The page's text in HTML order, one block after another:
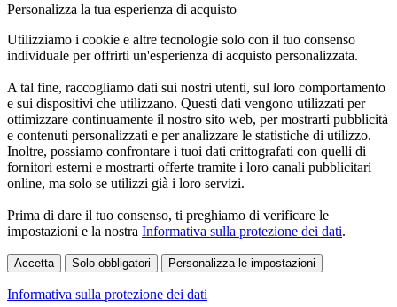
Personalizza la tua esperienza di acquisto
Utilizziamo i cookie e altre tecnologie solo con il tuo consenso
individuale per offrirti un'esperienza di acquisto personalizzata.
A tal fine, raccogliamo dati sui nostri utenti, sul loro comportamento
e sui dispositivi che utilizzano. Questi dati vengono utilizzati per
ottimizzare continuamente il nostro sito web, per mostrarti pubblicità
e contenuti personalizzati e per analizzare le statistiche di utilizzo.
Inoltre, possiamo confrontare i tuoi dati crittografati con quelli di
fornitori esterni e mostrarti offerte tramite i loro canali pubblicitari
online, ma solo se utilizzi già i loro servizi.
Prima di dare il tuo consenso, ti preghiamo di verificare le
impostazioni e la nostra Informativa sulla protezione dei dati.
Accetta Solo obbligatori Personalizza le impostazioni
Informativa sulla protezione dei dati